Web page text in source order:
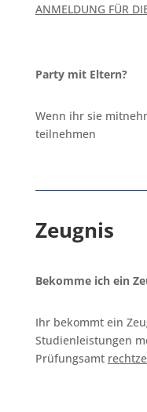
ANMELDUNG FÜR
Party mit Eltern?
Wenn ihr sie
teilnehmen
Zeugnis
Bekomme ich ein
Ihr bekommt ein
Studienleistungen
Prüfungsamt